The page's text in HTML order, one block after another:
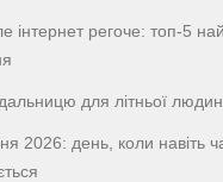
інтернет регоче: топ-5
для літньої
2026: день, коли навіть